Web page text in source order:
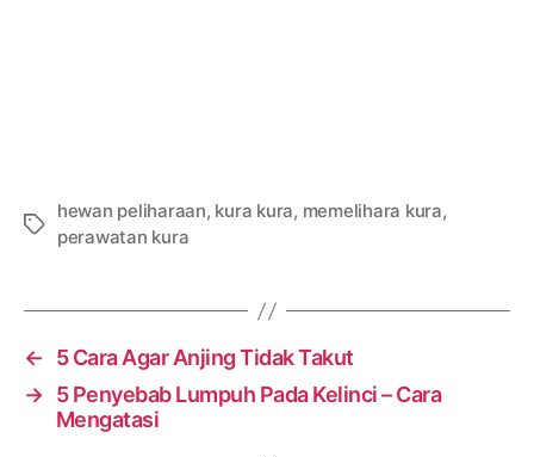
Tags
hewan peliharaan, kura kura, memelihara kura,
perawatan kura
←
5 Cara Agar Anjing Tidak Takut
→ 5 Penyebab Lumpuh Pada Kelinci – Cara
Mengatasi